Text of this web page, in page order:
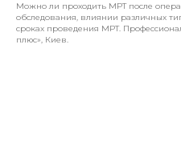
Можно ли проходить МРТ после
обследования, влиянии различных
сроках проведения МРТ.
плюс», Киев.